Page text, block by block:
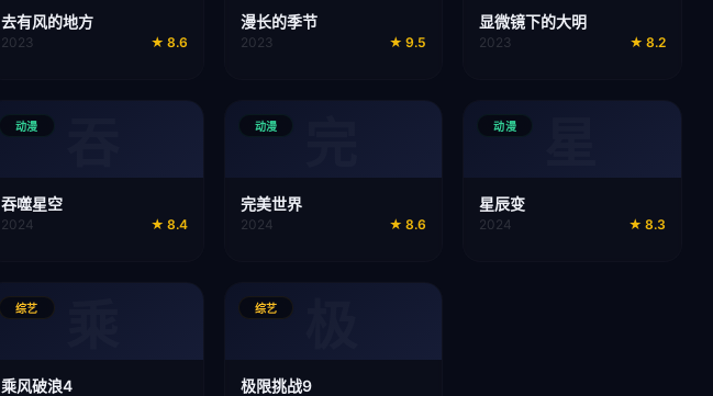
去有风的地方
2023 ★ 8.6
漫长的季节
2023 ★ 9.5
显微镜下的大明
2023 ★ 8.2
动漫
吞噬星空
2024 ★ 8.4
动漫
完美世界
2024 ★ 8.6
动漫
星辰变
2024 ★ 8.3
综艺
乘风破浪4
综艺
极限挑战9